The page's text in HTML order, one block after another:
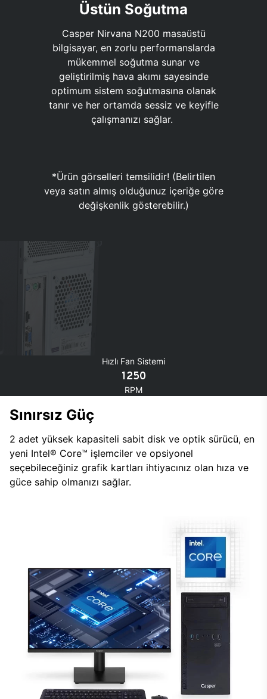
Üstün Soğutma
Casper Nirvana N200 masaüstü
bilgisayar, en zorlu performanslarda
mükemmel soğutma sunar ve
geliştirilmiş hava akımı sayesinde
optimum sistem soğutmasına olanak
tanır ve her ortamda sessiz ve keyifle
çalışmanızı sağlar.
*Ürün görselleri temsilidir! (Belirtilen
veya satın almış olduğunuz içeriğe göre
değişkenlik gösterebilir.)
Hızlı Fan Sistemi
1250
RPM
Sınırsız Güç
2 adet yüksek kapasiteli sabit disk ve optik sürücü, en
yeni Intel® Core™ işlemciler ve opsiyonel
seçebileceğiniz grafik kartları ihtiyacınız olan hıza ve
güce sahip olmanızı sağlar.